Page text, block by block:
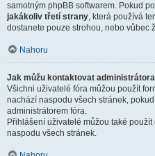
samotným phpBB softwarem. Pokud
jakákoliv třetí strany, která používá
dostanete pouze strohou, nebo vůbec
Nahoru
Jak můžu kontaktovat
Všichni uživatelé fóra můžou použít
nachází naspodu všech stránek,
administrátorem fóra.
Přihlášení uživatelé můžou také použít
naspodu všech stránek.